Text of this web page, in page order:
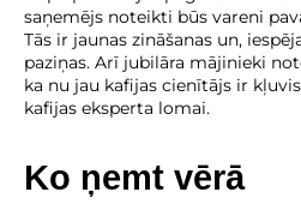
saņemējs noteikti būs vareni
Tās ir jaunas zināšanas un,
paziņas. Arī jubilāra mājinieki
ka nu jau kafijas cienītājs ir
kafijas eksperta lomai.
Ko ņemt vērā